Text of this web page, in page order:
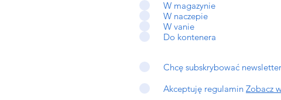
W magazynie
W naczepie
W vanie
Do kontenera
Chcę subskrybować
Akceptuję regulamin Zobacz